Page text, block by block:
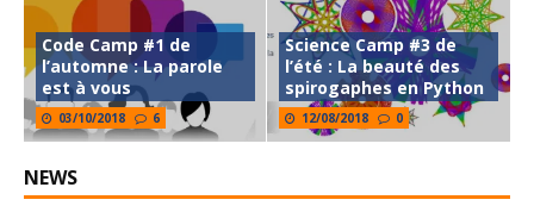
Code Camp #1 de
l’automne : La parole
est à vous
03/10/2018 6
Science Camp #3 de
l’été : La beauté des
spirogaphes en Python
12/08/2018 0
NEWS